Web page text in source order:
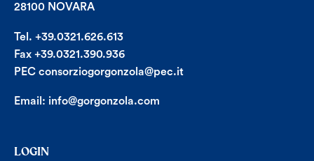
28100 NOVARA
Tel. +39.0321.626.613
Fax +39.0321.390.936
PEC consorziogorgonzola@pec.it
Email: info@gorgonzola.com
LOGIN